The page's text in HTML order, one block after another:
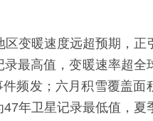
变暖速度远超预期，正
最高值，变暖速率超全
频发；六月积雪覆盖面
年卫星记录最低值，夏